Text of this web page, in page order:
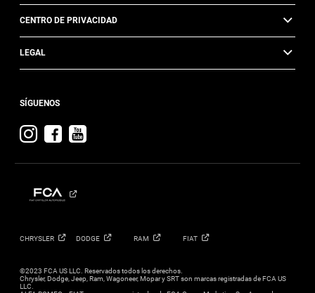
CENTRO DE PRIVACIDAD
LEGAL
SÍGUENOS
Visit
on
Instagram
Visit
on
Facebook
Visit
on
CHRYSLER DODGE RAM FIAT
©2023 FCA US LLC. Reservados todos los derechos.
Chrysler, Dodge, Jeep, Ram, Wagoneer, Mopar y SRT son marcas registradas de FCA US
LLC.